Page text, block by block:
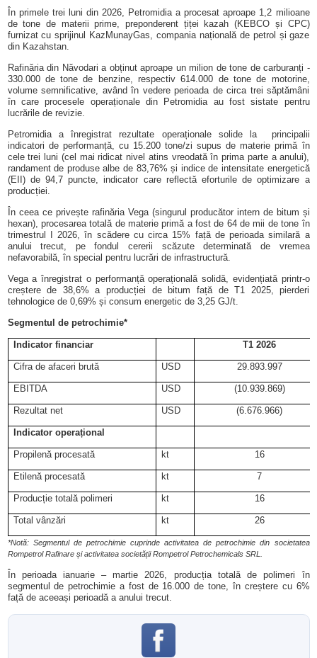
În primele trei luni din 2026, Petromidia a procesat aproape 1,2 milioane
de tone de materii prime, preponderent țiței kazah (KEBCO și CPC)
furnizat cu sprijinul KazMunayGas, compania națională de petrol și gaze
din Kazahstan.
Rafinăria din Năvodari a obținut aproape un milion de tone de carburanți -
330.000 de tone de benzine, respectiv 614.000 de tone de motorine,
volume semnificative, având în vedere perioada de circa trei săptămâni
în care procesele operaționale din Petromidia au fost sistate pentru
lucrările de revizie.
Petromidia a înregistrat rezultate operaționale solide la
principalii
indicatori de performanță, cu 15.200 tone/zi supus de materie primă în
cele trei luni (cel mai ridicat nivel atins vreodată în prima parte a anului),
randament de produse albe de 83,76% și indice de intensitate energetică
(EII) de 94,7 puncte, indicator care reflectă eforturile de optimizare a
producției.
În ceea ce privește rafinăria Vega (singurul producător intern de bitum și
hexan), procesarea totală de materie primă a fost de 64 de mii de tone în
trimestrul I 2026, în scădere cu circa 15% față de perioada similară a
anului trecut, pe fondul cererii scăzute determinată de vremea
nefavorabilă, în special pentru lucrări de infrastructură.
Vega a înregistrat o performanță operațională solidă, evidențiată printr-o
creștere de 38,6% a producției de bitum față de T1 2025, pierderi
tehnologice de 0,69% și consum energetic de 3,25 GJ/t.
Segmentul de petrochimie*
Indicator financiar T1 2026
Cifra de afaceri brută USD 29.893.997
EBITDA USD (10.939.869)
Rezultat net USD (6.676.966)
Indicator operațional
Propilenă procesată kt 16
Etilenă procesată kt 7
Producție totală polimeri kt 16
Total vânzări kt 26
*Notă: Segmentul de petrochimie cuprinde activitatea de petrochimie din societatea
Rompetrol Rafinare și activitatea societății Rompetrol Petrochemicals SRL.
În perioada ianuarie – martie 2026, producția totală de polimeri în
segmentul de petrochimie a fost de 16.000 de tone, în creștere cu 6%
față de aceeași perioadă a anului trecut.